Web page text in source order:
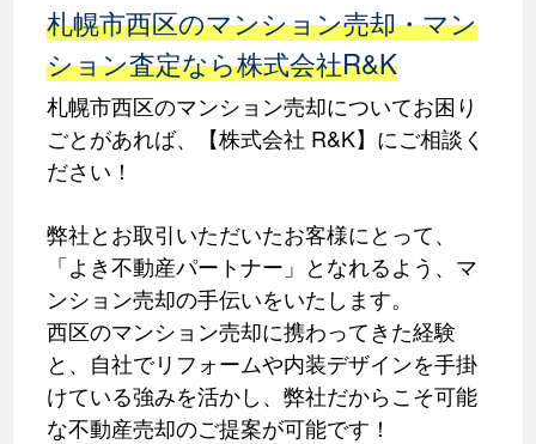
札幌市西区のマンション売却・マン
ション査定なら株式会社R&K
札幌市西区のマンション売却についてお困り
ごとがあれば、【株式会社 R&K】にご相談く
ださい！
弊社とお取引いただいたお客様にとって、
「よき不動産パートナー」となれるよう、マ
ンション売却の手伝いをいたします。
西区のマンション売却に携わってきた経験
と、自社でリフォームや内装デザインを手掛
けている強みを活かし、弊社だからこそ可能
な不動産売却のご提案が可能です！